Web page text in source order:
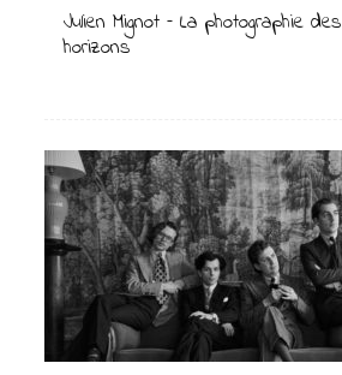
Julien Mignot – La photographie des
horizons